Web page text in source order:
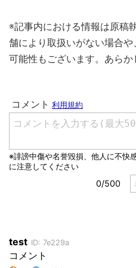
※記事内における情報は原稿
舗により取扱いがない場合
可能性もございます。あらか